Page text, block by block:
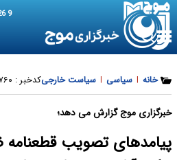
9 August 2026
خانه | سیاسی | سیاست خارجیکدخبر :
خبرگزاری موج گزارش می دهد؛
پیامدهای تصویب قطعنامه